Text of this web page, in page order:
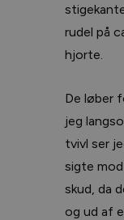
rudel på
hjorte.
De løber
jeg
tvivl ser
sigte mod
skud, da
og ud af